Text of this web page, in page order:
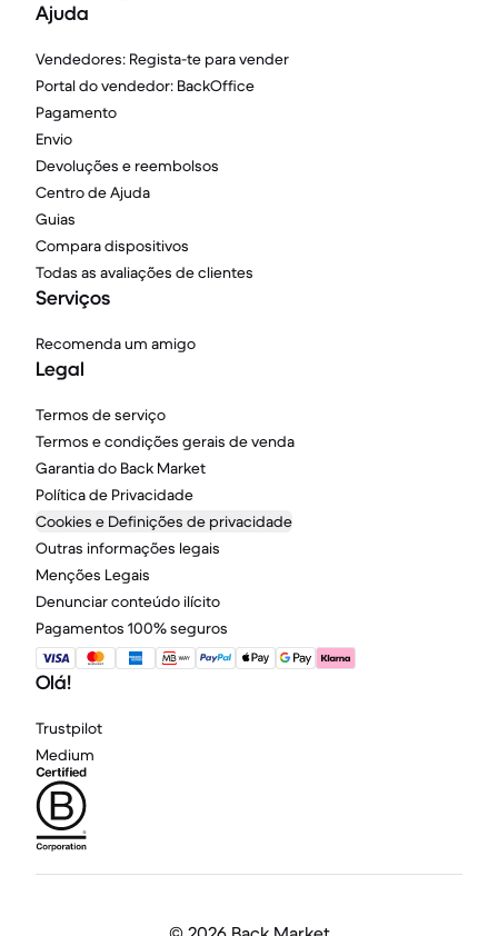
Ajuda
Vendedores: Regista-te para vender
Portal do vendedor: BackOffice
Pagamento
Envio
Devoluções e reembolsos
Centro de Ajuda
Guias
Compara dispositivos
Todas as avaliações de clientes
Serviços
Recomenda um amigo
Legal
Termos de serviço
Termos e condições gerais de venda
Garantia do Back Market
Política de Privacidade
Cookies e Definições de privacidade
Outras informações legais
Menções Legais
Denunciar conteúdo ilícito
Pagamentos 100% seguros
Olá!
Trustpilot
Medium